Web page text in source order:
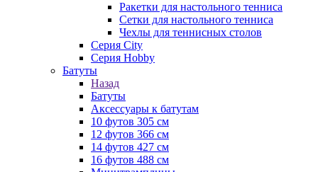
Ракетки для настольного тенниса
Сетки для настольного тенниса
Чехлы для теннисных столов
Серия City
Серия Hobby
Батуты
Назад
Батуты
Аксессуары к батутам
10 футов 305 см
12 футов 366 см
14 футов 427 см
16 футов 488 см